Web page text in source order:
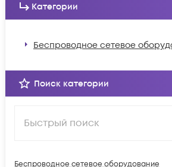
Категории
Беспроводное сетевое
Поиск категории
Беспроводное сетевое оборудование